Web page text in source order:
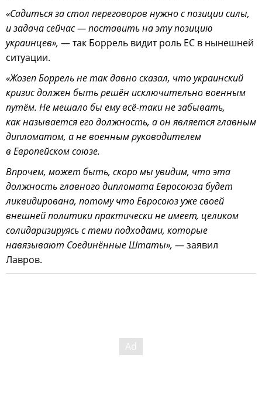
«Садиться за стол переговоров нужно с позиции силы,
и задача сейчас — поставить на эту позицию
украинцев», — так Боррель видит роль ЕС в нынешней
ситуации.
«Жозеп Боррель не так давно сказал, что украинский
кризис должен быть решён исключительно военным
путём. Не мешало бы ему всё-таки не забывать,
как называется его должность, а он является главным
дипломатом, а не военным руководителем
в Европейском союзе.
Впрочем, может быть, скоро мы увидим, что эта
должность главного дипломата Евросоюза будет
ликвидирована, потому что Евросоюз уже своей
внешней политики практически не имеет, целиком
солидаризируясь с теми подходами, которые
навязывают Соединённые Штаты», — заявил
Лавров.